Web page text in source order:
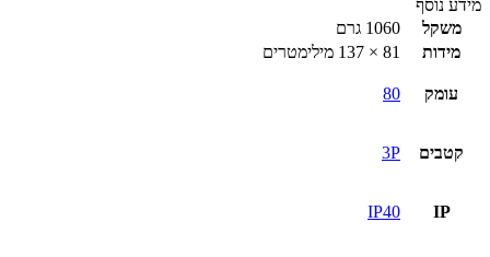
מידע נוסף
משקל
1060 גרם
מידות
81 × 137 מילימטרים
עומק 80
קטבים 3P
IP
IP40